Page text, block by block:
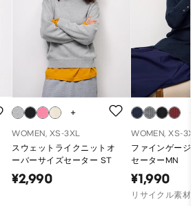
WOMEN, XS-3XL
スウェットライクニットオ
ーバーサイズセーター ST
¥2,990
WOMEN, XS-
ファインゲー
セーターMN
¥1,990
リサイクル素材